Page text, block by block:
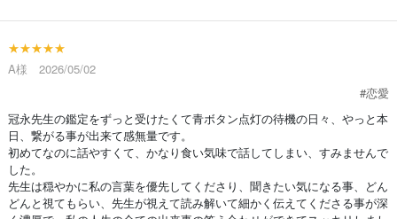
★★★★★
A様 2026/05/02
#恋愛
冠永先生の鑑定をずっと受けたくて青ボタン点灯の待機の日々、やっと本
日、繋がる事が出来て感無量です。
初めてなのに話やすくて、かなり食い気味で話してしまい、すみませんで
した。
先生は穏やかに私の言葉を優先してくださり、聞きたい気になる事、どん
どんと視てもらい、先生が視えて読み解いて細かく伝えてくださる事が深